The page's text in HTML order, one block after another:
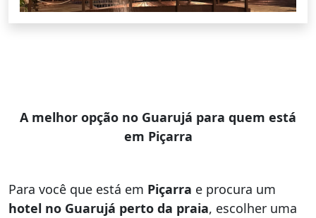
A melhor opção no Guarujá para quem está
em Piçarra
Para você que está em Piçarra e procura um
hotel no Guarujá perto da praia, escolher uma